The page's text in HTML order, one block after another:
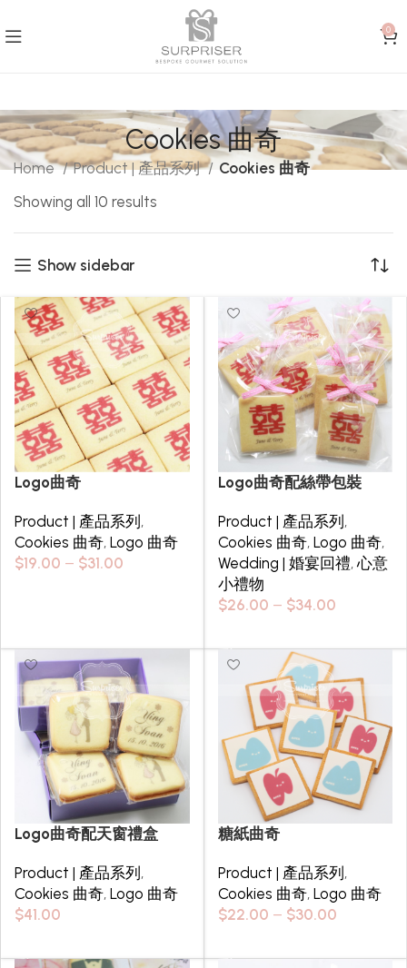
0
Cookies 曲奇
Home Product | 產品系列
Cookies 曲奇
Showing all 10 results
Show sidebar
Logo曲奇
Product | 產品系列,
Cookies 曲奇, Logo 曲奇
$19.00 – $31.00
Logo曲奇配絲帶包裝
Product | 產品系列,
Cookies 曲奇, Logo 曲奇,
Wedding | 婚宴回禮,心意
小禮物
$26.00 – $34.00
Logo曲奇配天窗禮盒
Product | 產品系列 ,
Cookies 曲奇, Logo 曲奇
$41.00
糖紙曲奇
Product | 產品系列 ,
Cookies 曲奇, Logo 曲奇
$22.00 – $30.00